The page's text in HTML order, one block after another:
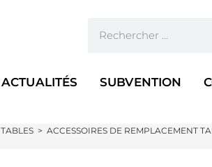
ACTUALITÉS SUBVENTION
TABLES > ACCESSOIRES DE REMPLACEMENT